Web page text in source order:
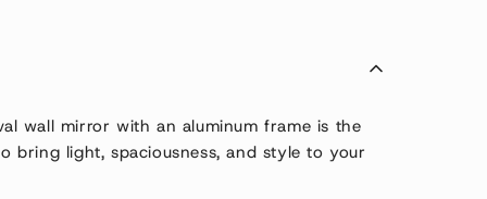
wall mirror with an aluminum frame is the
bring light, spaciousness, and style to your